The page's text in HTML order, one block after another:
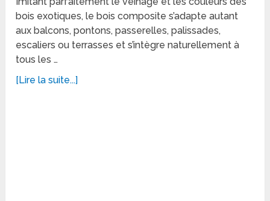
bois exotiques, le bois composite s’adapte autant
aux balcons, pontons, passerelles, palissades,
escaliers ou terrasses et s’intègre naturellement à
tous les …
[Lire la suite...]